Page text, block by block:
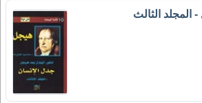
المجلد الثالث